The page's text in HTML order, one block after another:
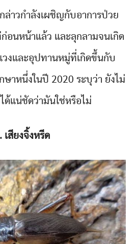
าวกำลังเผชิญกับอาการป่วย
อนหน้าแล้ว และลุกลามจนเกิด
วงและอุปทานหมู่ที่เกิดขึ้นกับ
าหนึ่งในปี 2020 ระบุว่า ยังไม่
ด้แน่ชัดว่ามันใช่หรือไม่
เสียงจิ้งหรีด